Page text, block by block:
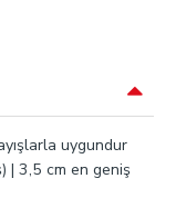
uygundur
| 3,5 cm en geniş